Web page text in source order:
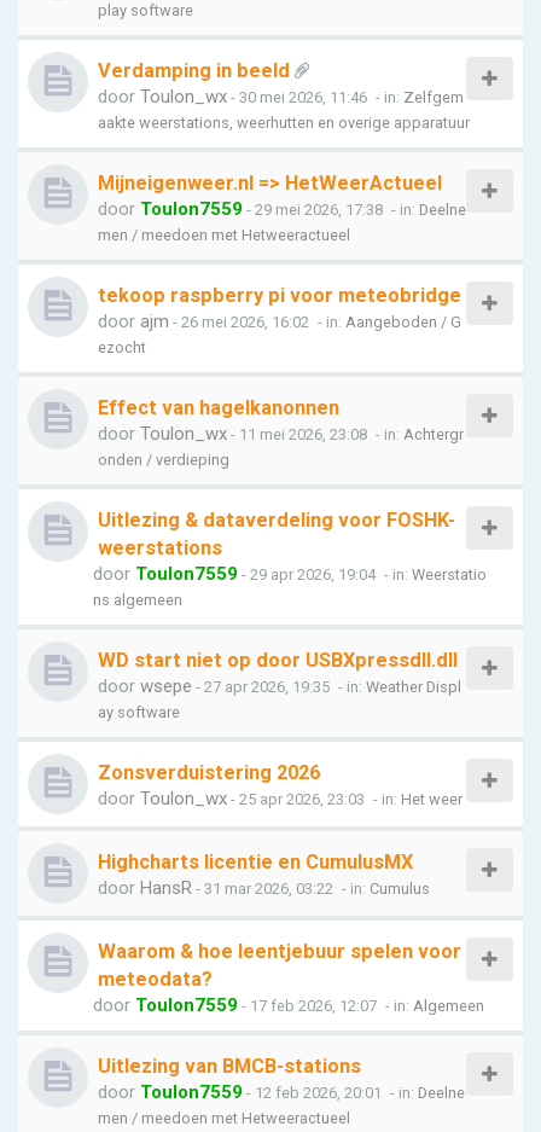
play software
Verdamping in beeld
door Toulon_wx - 30 mei 2026, 11:46 - in: Zelfgem
aakte weerstations, weerhutten en overige apparatuur
Mijneigenweer.nl => HetWeerActueel
door Toulon7559 - 29 mei 2026, 17:38 - in: Deelne
men / meedoen met Hetweeractueel
tekoop raspberry pi voor meteobridge
door ajm - 26 mei 2026, 16:02 - in: Aangeboden / G
ezocht
Effect van hagelkanonnen
door Toulon_wx - 11 mei 2026, 23:08 - in: Achtergr
onden / verdieping
Uitlezing & dataverdeling voor FOSHK-
weerstations
door Toulon7559 - 29 apr 2026, 19:04 - in: Weerstatio
ns algemeen
WD start niet op door USBXpressdll.dll
door wsepe - 27 apr 2026, 19:35 - in: Weather Displ
ay software
Zonsverduistering 2026
door Toulon_wx - 25 apr 2026, 23:03 - in: Het weer
Highcharts licentie en CumulusMX
door HansR - 31 mar 2026, 03:22 - in: Cumulus
Waarom & hoe leentjebuur spelen voor
meteodata?
door Toulon7559 - 17 feb 2026, 12:07 - in: Algemeen
Uitlezing van BMCB-stations
door Toulon7559 - 12 feb 2026, 20:01 - in: Deelne
men / meedoen met Hetweeractueel